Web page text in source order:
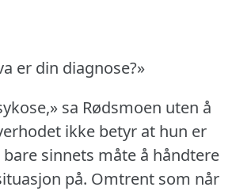
er din diagnose?»
sa Rødsmoen uten å
ikke betyr at hun er
bare sinnets måte å håndtere
på. Omtrent som når